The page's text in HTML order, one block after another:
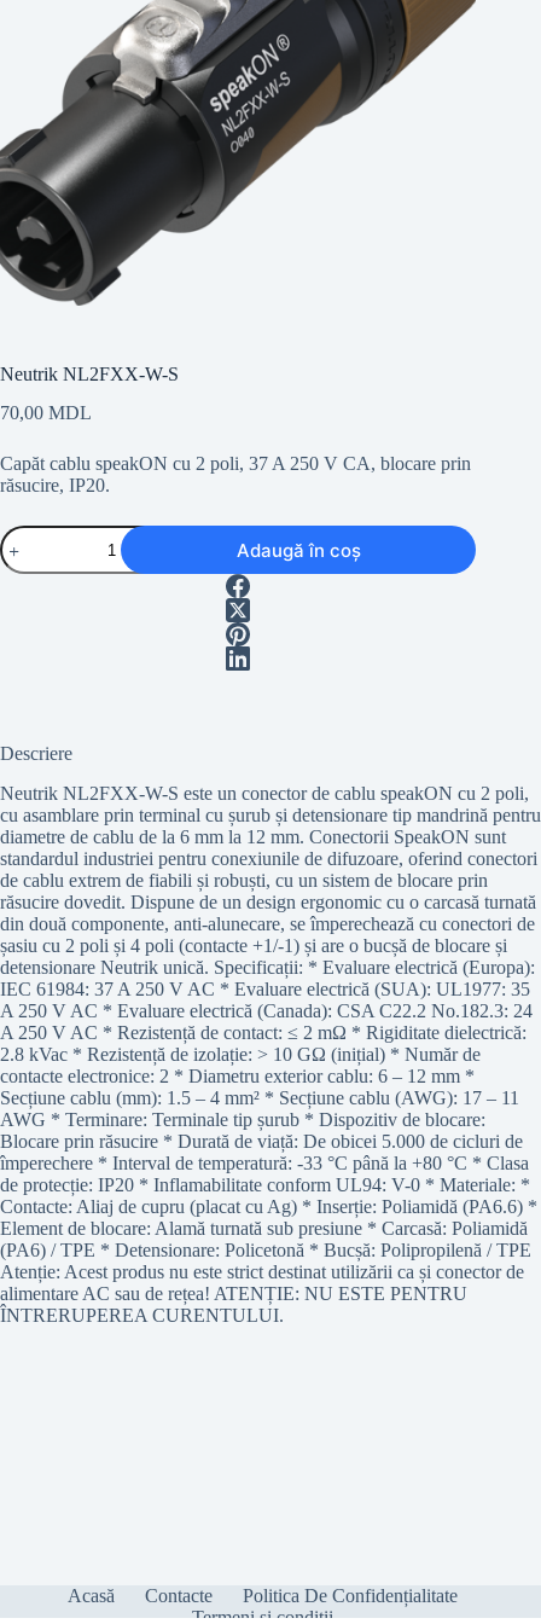
Neutrik NL2FXX-W-S
70,00 MDL
Capăt cablu speakON cu 2 poli, 37 A 250 V CA, blocare prin
răsucire, IP20.
Cantitate
Neutrik
NL2FXX-
Adaugă în coș
Descriere
Neutrik NL2FXX-W-S este un conector de cablu speakON cu 2 poli,
cu asamblare prin terminal cu șurub și detensionare tip mandrină pentru
diametre de cablu de la 6 mm la 12 mm. Conectorii SpeakON sunt
standardul industriei pentru conexiunile de difuzoare, oferind conectori
de cablu extrem de fiabili și robuști, cu un sistem de blocare prin
răsucire dovedit. Dispune de un design ergonomic cu o carcasă turnată
din două componente, anti-alunecare, se împerechează cu conectori de
șasiu cu 2 poli și 4 poli (contacte +1/-1) și are o bucșă de blocare și
detensionare Neutrik unică. Specificații: * Evaluare electrică (Europa):
IEC 61984: 37 A 250 V AC * Evaluare electrică (SUA): UL1977: 35
A 250 V AC * Evaluare electrică (Canada): CSA C22.2 No.182.3: 24
A 250 V AC * Rezistență de contact: ≤ 2 mΩ * Rigiditate dielectrică:
2.8 kVac * Rezistență de izolație: > 10 GΩ (inițial) * Număr de
contacte electronice: 2 * Diametru exterior cablu: 6 – 12 mm *
Secțiune cablu (mm): 1.5 – 4 mm² * Secțiune cablu (AWG): 17 – 11
AWG * Terminare: Terminale tip șurub * Dispozitiv de blocare:
Blocare prin răsucire * Durată de viață: De obicei 5.000 de cicluri de
împerechere * Interval de temperatură: -33 °C până la +80 °C * Clasa
de protecție: IP20 * Inflamabilitate conform UL94: V-0 * Materiale: *
Contacte: Aliaj de cupru (placat cu Ag) * Inserție: Poliamidă (PA6.6) *
Element de blocare: Alamă turnată sub presiune * Carcasă: Poliamidă
(PA6) / TPE * Detensionare: Policetonă * Bucșă: Polipropilenă / TPE
Atenție: Acest produs nu este strict destinat utilizării ca și conector de
alimentare AC sau de rețea! ATENȚIE: NU ESTE PENTRU
ÎNTRERUPEREA CURENTULUI.
Acasă Contacte
Politica De Confidențialitate
Termeni și condiții